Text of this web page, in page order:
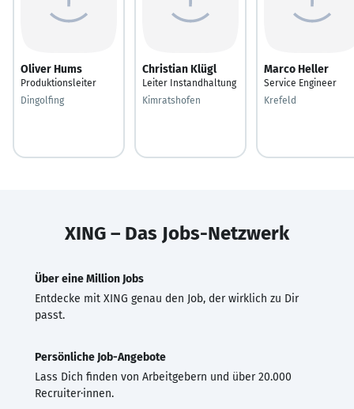
Oliver Hums
Produktionsleiter
Dingolfing
Christian Klügl
Leiter Instandhaltung
Kimratshofen
Marco Heller
Service Engineer
Krefeld
XING – Das Jobs-Netzwerk
Über eine Million Jobs
Entdecke mit XING genau den Job, der wirklich zu Dir
passt.
Persönliche Job-Angebote
Lass Dich finden von Arbeitgebern und über 20.000
Recruiter·innen.